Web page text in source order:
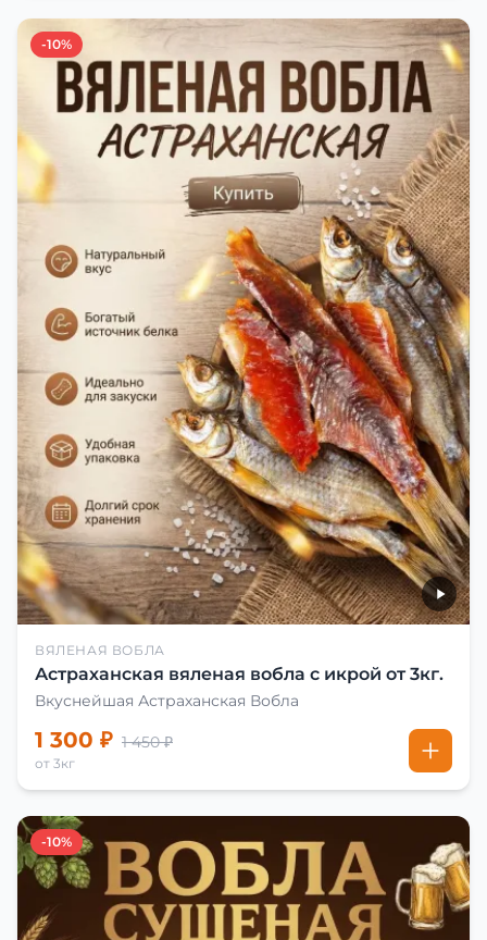
-10%
ВЯЛЕНАЯ ВОБЛА
Астраханская вяленая вобла с икрой от 3кг.
Вкуснейшая Астраханская Вобла
1 300 ₽ 1 450 ₽
от 3кг
-10%